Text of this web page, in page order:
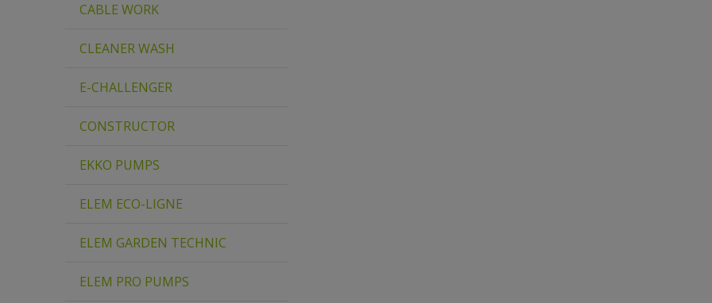
CABLE WORK
CLEANER WASH
E-CHALLENGER
CONSTRUCTOR
EKKO PUMPS
ELEM ECO-LIGNE
ELEM GARDEN TECHNIC
ELEM PRO PUMPS